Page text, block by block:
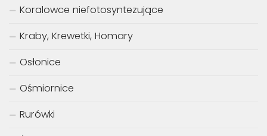
Koralowce niefotosyntezujące
Kraby, Krewetki, Homary
Osłonice
Ośmiornice
Rurówki